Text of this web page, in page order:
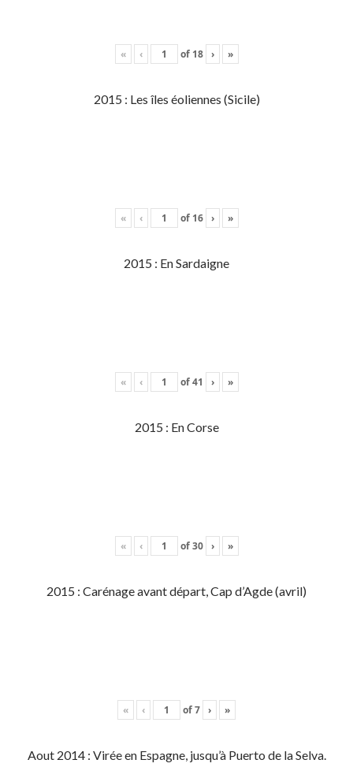
« ‹ of 18 › »
2015 : Les îles éoliennes (Sicile)
« ‹ of 16 › »
2015 : En Sardaigne
« ‹ of41 › »
2015 : En Corse
« ‹ of30 › »
2015 : Carénage avant départ, Cap d’Agde (avril)
« ‹ of7 › »
Aout 2014 : Virée en Espagne, jusqu’à Puerto de la Selva.